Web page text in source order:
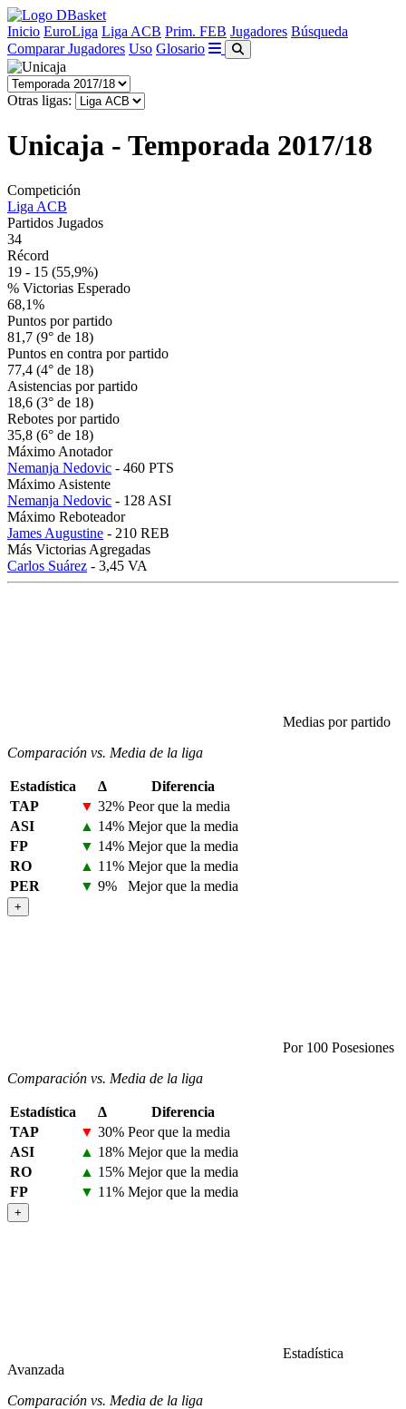
Inicio EuroLiga Liga ACB Prim. FEB Jugadores Búsqueda
Comparar Jugadores Uso Glosario
Otras ligas:
Unicaja - Temporada 2017/18
Competición
Liga ACB
Partidos Jugados
34
Récord
19 - 15 (55,9%)
% Victorias Esperado
68,1%
Puntos por partido
81,7 (9° de 18)
Puntos en contra por partido
77,4 (4° de 18)
Asistencias por partido
18,6 (3° de 18)
Rebotes por partido
35,8 (6° de 18)
Máximo Anotador
Nemanja Nedovic - 460 PTS
Máximo Asistente
Nemanja Nedovic - 128 ASI
Máximo Reboteador
James Augustine - 210 REB
Más Victorias Agregadas
Carlos Suárez - 3,45 VA
Medias por partido
Comparación vs. Media de la liga
Estadística Δ
Diferencia
TAP
▼ 32% Peor que la media
ASI
▲ 14% Mejor que la media
FP
▼ 14% Mejor que la media
RO
▲ 11% Mejor que la media
PER
▼ 9% Mejor que la media
+
Por 100 Posesiones
Comparación vs. Media de la liga
Estadística Δ
Diferencia
TAP
▼ 30% Peor que la media
ASI
▲ 18% Mejor que la media
RO
▲ 15% Mejor que la media
FP
▼ 11% Mejor que la media
+
Estadística
Avanzada
Comparación vs. Media de la liga